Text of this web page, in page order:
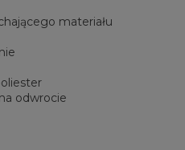
materiału
odwrocie